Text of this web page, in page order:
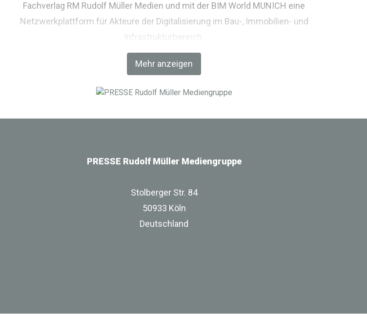
Mehr anzeigen
Fachverlag RM Rudolf Müller Medien und mit der BIM World MUNICH eine
Netzwerkplattform für Akteure der Digitalisierung im Bau-, Immobilien- und
Infrastrukturbereich.
PRESSE Rudolf Müller Mediengruppe
Stolberger Str. 84
50933 Köln
Deutschland